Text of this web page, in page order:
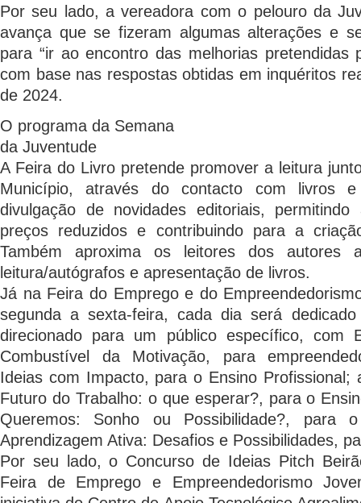
Por seu lado, a vereadora com o pelouro da
avança que se fizeram algumas alterações e
para “ir ao encontro das melhorias pretendidas
com base nas respostas obtidas em inquéritos
de 2024.
O programa da Semana
da Juventude
A Feira do Livro pretende promover a leitura
Município, através do contacto com livros
divulgação de novidades editoriais,
preços reduzidos e contribuindo para a
Também aproxima os leitores dos autores
leitura/autógrafos e apresentação de livros.
Já na Feira do Emprego e do
segunda a sexta-feira, cada dia será
direcionado para um público específico, com
Combustível da Motivação, para
Ideias com Impacto, para o Ensino Profissional;
Futuro do Trabalho: o que esperar?, para o
Queremos: Sonho ou Possibilidade?, para
Aprendizagem Ativa: Desafios e Possibilidades,
Por seu lado, o Concurso de Ideias Pitch
Feira de Emprego e Empreendedorismo